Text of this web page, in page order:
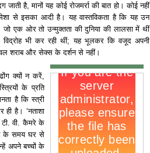
है, मानों यह कोई रोजमर्रा की बात हो। कोई नहीं
से इसका आदी है। यह वास्तविकता है कि यह उन
जो एक ओर तो उन्मुक्तता की दुनिया की लालसा में थीं
भी कर रही थीं; यह भूलकर कि वजूद अपनी
शराब और सेक्स के दर्शन से नहीं।
क्यों न करें,
के प्रति
है कि स्त्री
ही है। ‘नताशा
टी. वी. कैमरे के
के समय घर से
अपने बच्चों के